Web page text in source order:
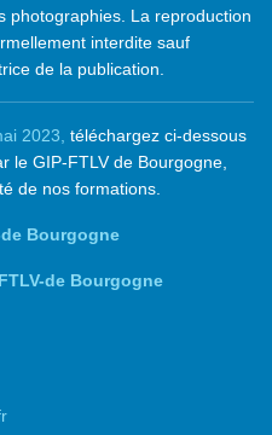
photographies. La reproduction
interdite sauf
de la publication.
2023, téléchargez ci-dessous
le GIP-FTLV de Bourgogne,
de nos formations.
de Bourgogne
de Bourgogne